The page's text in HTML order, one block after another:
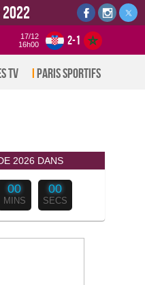
2022
17/12
16h00
2-1
TV Paris sportifs
2026 DANS
00
MINS
00
SECS